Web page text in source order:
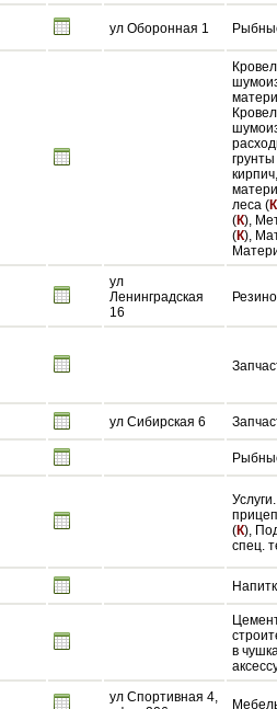
ул Оборонная 1
леса (К
(К),
(К),
ул
Ленинградская
16
ул Сибирская 6
(К),
спец.
в
ул Спортивная 4,